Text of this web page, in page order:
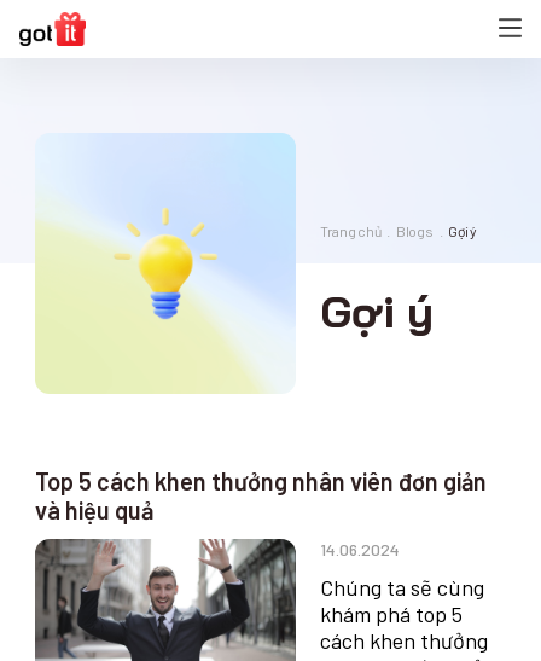
Trang chủ Blogs Gợi ý
Gợi ý
Top 5 cách khen thưởng nhân viên đơn giản
và hiệu quả
14.06.2024
Chúng ta sẽ cùng
khám phá top 5
cách khen thưởng